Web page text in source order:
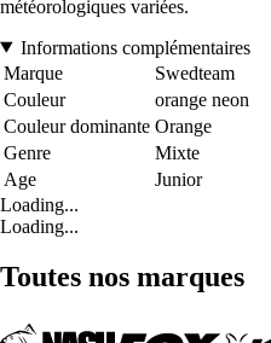
météorologiques variées.
Informations complémentaires
Marque
Swedteam
Couleur
orange neon
Couleur dominante Orange
Genre
Mixte
Age
Junior
Loading...
Loading...
Toutes nos marques